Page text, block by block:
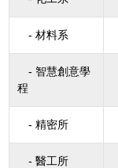
- 材料系
- 智慧創意學
程
- 精密所
- 醫工所